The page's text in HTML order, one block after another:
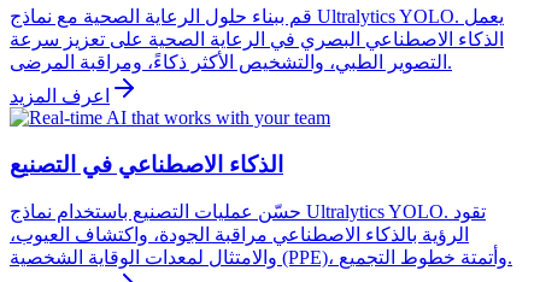
قم ببناء حلول الرعاية الصحية مع نماذج Ultralytics YOLO. يعمل
الذكاء الاصطناعي البصري في الرعاية الصحية على تعزيز سرعة
التصوير الطبي، والتشخيص الأكثر ذكاءً، ومراقبة المرضى.
اعرف المزيد
الذكاء الاصطناعي في التصنيع
حسّن عمليات التصنيع باستخدام نماذج Ultralytics YOLO. تقود
الرؤية بالذكاء الاصطناعي مراقبة الجودة، واكتشاف العيوب،
والامتثال لمعدات الوقاية الشخصية (PPE)، وأتمتة خطوط التجميع.